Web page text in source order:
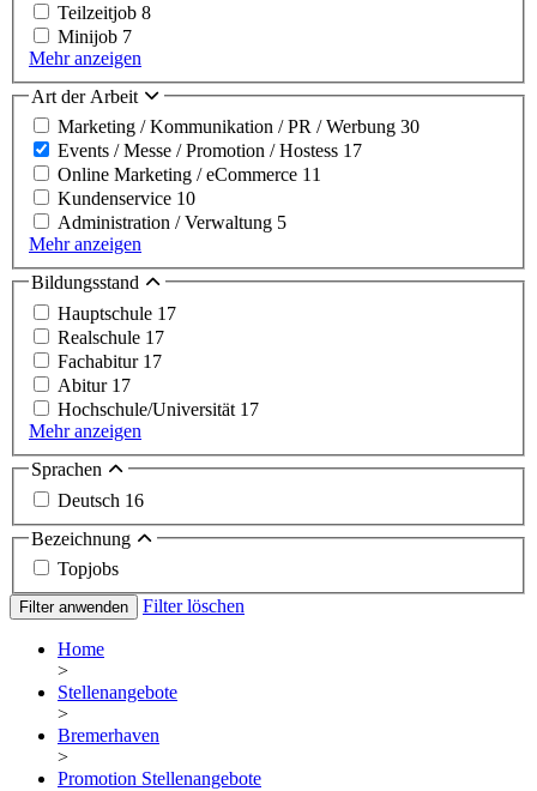
Teilzeitjob 8
Minijob 7
Mehr anzeigen
Art der Arbeit
Marketing / Kommunikation / PR / Werbung 30
Events / Messe / Promotion / Hostess 17
Online Marketing / eCommerce 11
Kundenservice 10
Administration / Verwaltung 5
Mehr anzeigen
Bildungsstand
Hauptschule 17
Realschule 17
Fachabitur 17
Abitur 17
Hochschule/Universität 17
Mehr anzeigen
Sprachen
Deutsch 16
Bezeichnung
Topjobs
Filter anwenden Filter löschen
Home
>
Stellenangebote
>
Bremerhaven
>
Promotion Stellenangebote